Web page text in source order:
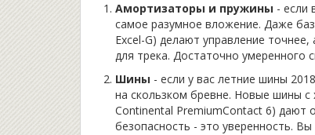
Амортизаторы и пружины - если
самое разумное вложение. Даже
Excel-G) делают управление
для трека. Достаточно умеренного
Шины - если у вас летние шины
на скользком бревне. Новые шины
Continental PremiumContact 6) дают
безопасность - это уверенность.